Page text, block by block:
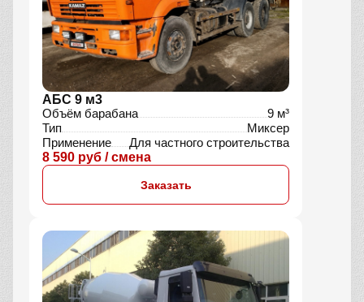
АБС 9 м3
Объём барабана
9 м³
Тип
Миксер
Применение
Для частного строительства
8 590 руб / смена
Заказать